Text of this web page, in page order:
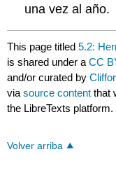
una vez al año.
This page titled5.2:
is shared under aCC
and/or curated by
viasource content that
the LibreTexts platform.
Volver arriba